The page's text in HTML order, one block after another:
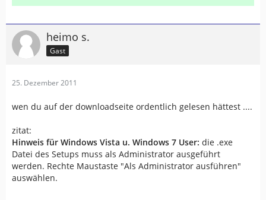
heimo s.
Gast
25. Dezember 2011
wen du auf der downloadseite ordentlich gelesen hättest ....
zitat:
Hinweis für Windows Vista u. Windows 7 User: die .exe
Datei des Setups muss als Administrator ausgeführt
werden. Rechte Maustaste "Als Administrator ausführen"
auswählen.